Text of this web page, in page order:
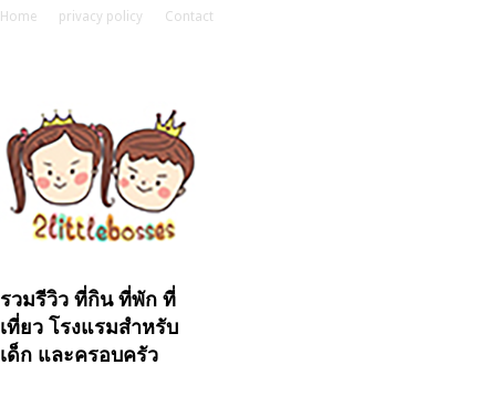
Home privacy policy Contact
รวมรีวิว ที่กิน ที่พัก ที่
เที่ยว โรงแรมสำหรับ
เด็ก และครอบครัว